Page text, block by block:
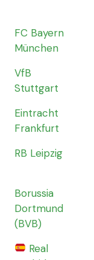
FC Bayern
München
VfB
Stuttgart
Eintracht
Frankfurt
RB Leipzig
Borussia
Dortmund
(BVB)
Real